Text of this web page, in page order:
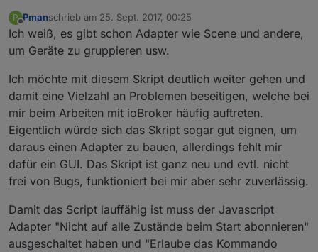
P
Offline
Pmanschrieb am 25. Sept. 2017, 00:25
zuletzt editiert von
Ich weiß, es gibt schon Adapter wie Scene und andere,
um Geräte zu gruppieren usw.
Ich möchte mit diesem Skript deutlich weiter gehen und
damit eine Vielzahl an Problemen beseitigen, welche bei
mir beim Arbeiten mit ioBroker häufig auftreten.
Eigentlich würde sich das Skript sogar gut eignen, um
daraus einen Adapter zu bauen, allerdings fehlt mir
dafür ein GUI. Das Skript ist ganz neu und evtl. nicht
frei von Bugs, funktioniert bei mir aber sehr zuverlässig.
Damit das Script lauffähig ist muss der Javascript
Adapter "Nicht auf alle Zustände beim Start abonnieren"
ausgeschaltet haben und "Erlaube das Kommando